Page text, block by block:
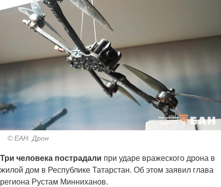
© ЕАН. Дрон
Три человека пострадали при ударе вражеского дрона в
жилой дом в Республике Татарстан. Об этом заявил глава
региона Рустам Минниханов.